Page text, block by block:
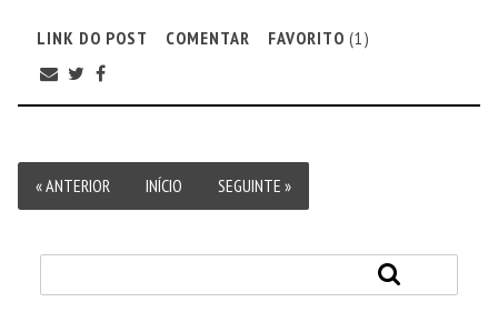
LINK DO POST COMENTAR FAVORITO (1)
« ANTERIOR INÍCIO SEGUINTE »